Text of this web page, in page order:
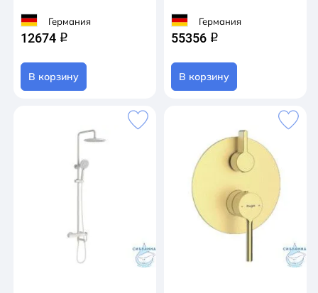
Германия
12674 q
В корзину
Германия
55356 q
В корзину